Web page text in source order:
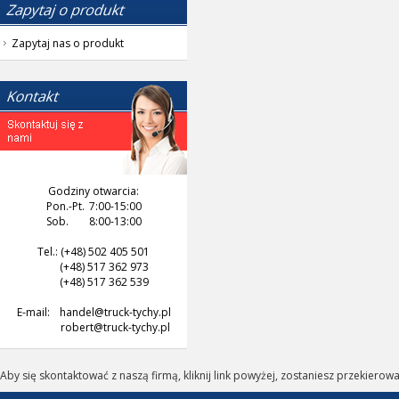
Zapytaj nas o produkt
Godziny otwarcia:
Pon.-Pt. 7:00-15:00
Sob.
8:00-13:00
Tel.: (+48) 502 405 501
(+48) 517 362 973
(+48) 517 362 539
E-mail:
handel@truck-tychy.pl
robert@truck-tychy.pl
Aby się skontaktować z naszą firmą, kliknij link powyżej, zostaniesz